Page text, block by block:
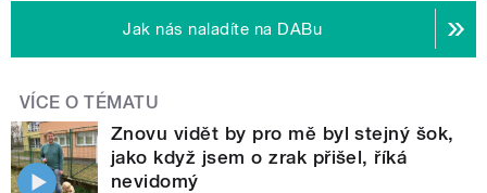
Jak nás naladíte na DABu
VÍCE O TÉMATU
Znovu vidět by pro mě byl stejný šok,
jako když jsem o zrak přišel, říká
nevidomý